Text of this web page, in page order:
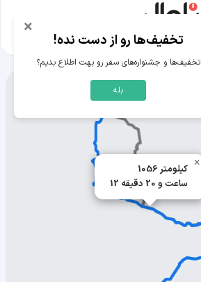
1056 کیلومتر
12 ساعت و 20 دقیقه
×
× تخفیف‌ها رو از دست نده!
تخفیف‌ها و جشنواره‌های سفر رو بهت اطلاع بدیم؟
بله